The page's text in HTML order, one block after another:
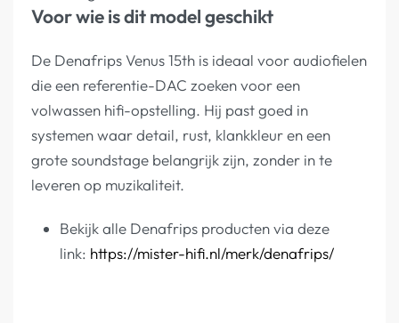
Voor wie is dit model geschikt
De Denafrips Venus 15th is ideaal voor audiofielen
die een referentie-DAC zoeken voor een
volwassen hifi-opstelling. Hij past goed in
systemen waar detail, rust, klankkleur en een
grote soundstage belangrijk zijn, zonder in te
leveren op muzikaliteit.
Bekijk alle Denafrips producten via deze
link: https://mister-hifi.nl/merk/denafrips/